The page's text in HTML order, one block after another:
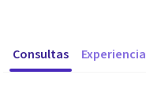
Consultas Experiencia